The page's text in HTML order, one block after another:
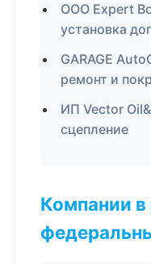
ООО Expert
установка
GARAGE
ремонт и
ИП Vector
сцепление
Компании